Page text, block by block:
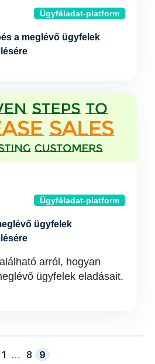
Ügyféladat-platform
a meglévő ügyfelek
Ügyféladat-platform
ügyfelek
arról, hogyan
ügyfelek eladásait.
oldal
1 … oldal
8 oldal
9